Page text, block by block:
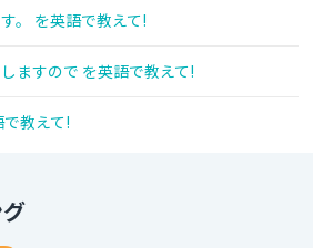
。 を英語で教えて!
ますので を英語で教えて!
教えて!